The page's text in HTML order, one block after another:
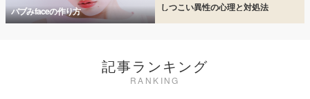
バブみfaceの作り方 しつこい異性の心理と対処法
記事ランキング
RANKING